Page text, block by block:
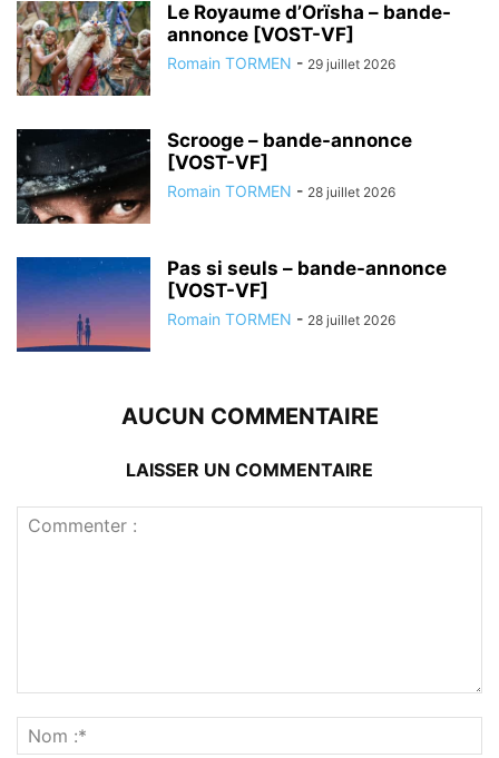
Le Royaume d’Orïsha – bande-
annonce [VOST-VF]
Romain TORMEN - 29 juillet 2026
Scrooge – bande-annonce
[VOST-VF]
Romain TORMEN - 28 juillet 2026
Pas si seuls – bande-annonce
[VOST-VF]
Romain TORMEN - 28 juillet 2026
AUCUN COMMENTAIRE
LAISSER UN COMMENTAIRE